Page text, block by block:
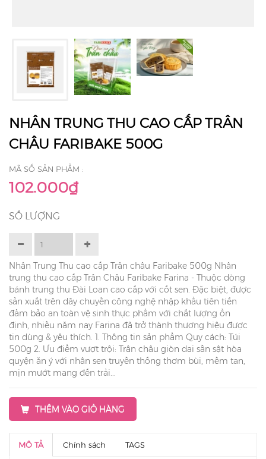
NHÂN TRUNG THU CAO CẤP TRÂN
CHÂU FARIBAKE 500G
MÃ SỐ SẢN PHẨM :
102.000₫
SỐ LƯỢNG
Nhân Trung Thu cao cấp Trân châu Faribake 500g Nhân
trung thu cao cấp Trân Châu Faribake Farina - Thuộc dòng
bánh trung thu Đài Loan cao cấp với cốt sen. Đặc biệt, được
sản xuất trên dây chuyền công nghệ nhập khẩu tiên tiến
đảm bảo an toàn vệ sinh thực phẩm với chất lượng ổn
định, nhiều năm nay Farina đã trở thành thương hiệu được
tin dùng & yêu thích. 1. Thông tin sản phẩm Quy cách: Túi
500g 2. Ưu điểm vượt trội: Trân châu giòn dai sần sật hòa
quyện ăn ý với nhân sen truyền thống thơm bùi, mềm tan,
mịn mướt mang đến trải...
THÊM VÀO GIỎ HÀNG
MÔ TẢ Chính sách TAGS